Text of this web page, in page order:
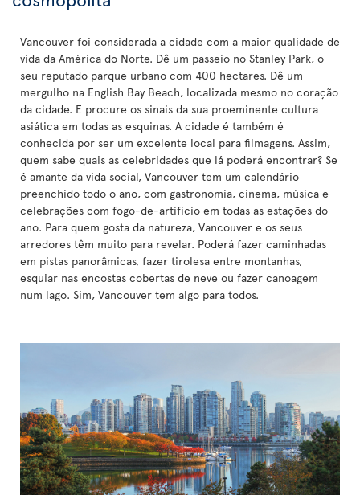
Vancouver foi considerada a cidade com a maior qualidade de
vida da América do Norte. Dê um passeio no Stanley Park, o
seu reputado parque urbano com 400 hectares. Dê um
mergulho na English Bay Beach, localizada mesmo no coração
da cidade. E procure os sinais da sua proeminente cultura
asiática em todas as esquinas. A cidade é também é
conhecida por ser um excelente local para filmagens. Assim,
quem sabe quais as celebridades que lá poderá encontrar? Se
é amante da vida social, Vancouver tem um calendário
preenchido todo o ano, com gastronomia, cinema, música e
celebrações com fogo-de-artifício em todas as estações do
ano. Para quem gosta da natureza, Vancouver e os seus
arredores têm muito para revelar. Poderá fazer caminhadas
em pistas panorâmicas, fazer tirolesa entre montanhas,
esquiar nas encostas cobertas de neve ou fazer canoagem
num lago. Sim, Vancouver tem algo para todos.